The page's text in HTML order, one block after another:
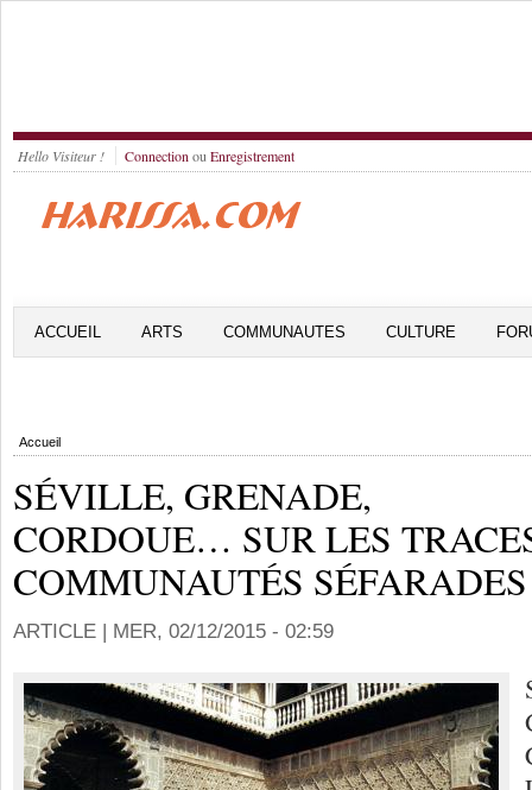
Hello Visiteur ! Connection ou Enregistrement
ACCUEIL ARTS COMMUNAUTES CULTURE
Accueil
SÉVILLE, GRENADE,
CORDOUE… SUR LES
COMMUNAUTÉS
ARTICLE | MER, 02/12/2015 - 02:59